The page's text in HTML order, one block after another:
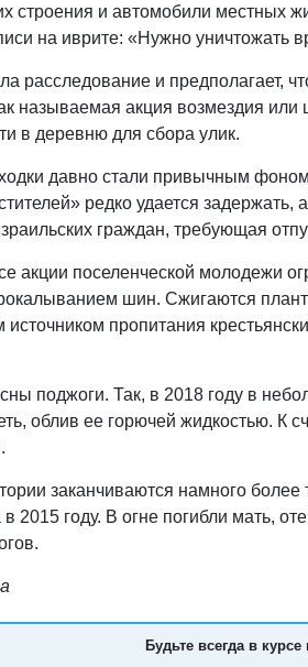
строения и автомобили местных
на иврите: «Нужно уничтожать
расследование и предполагает,
называемая акция возмездия
в деревню для сбора улик.
давно стали привычным
редко удается
граждан, требующая
акции поселенческой молодежи
шин. Сжигаются
пропитания
поджоги. Так, в 2018 году в
облив ее горючей жидкостью. К
заканчиваются намного
2015 году. В огне погибли мать,
Будьте всегда в